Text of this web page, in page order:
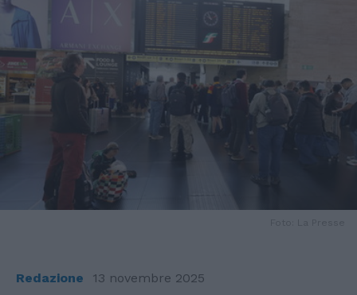
Redazione 13 novembre 2025